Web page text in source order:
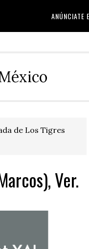
ANÚNCIATE
de Los Tigres
Ver.